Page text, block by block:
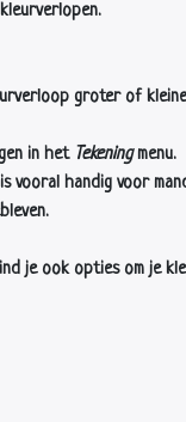
groter of
in het Tekeningmenu.
vooral handig voor
je ook opties om je